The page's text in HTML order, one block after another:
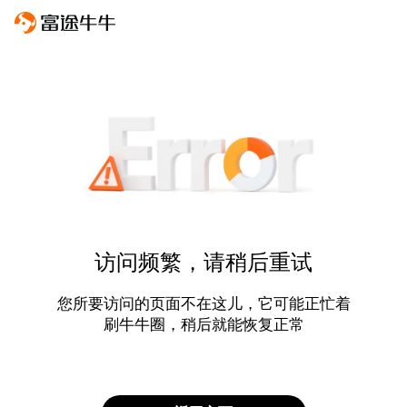
访问频繁，请稍后重试
您所要访问的页面不在这儿，它可能正忙着
刷牛牛圈，稍后就能恢复正常